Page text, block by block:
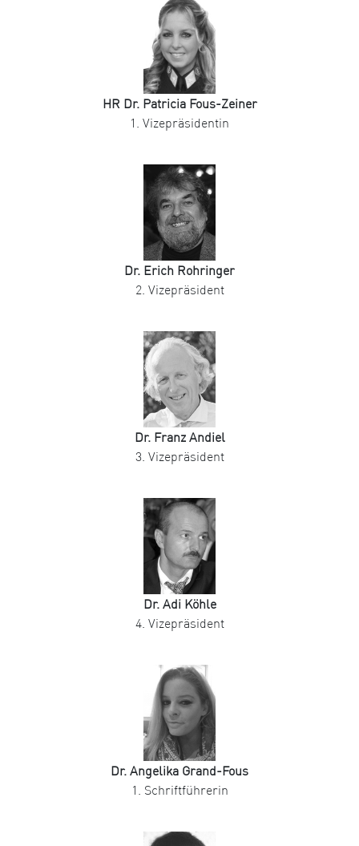
HR Dr. Patricia Fous-Zeiner
1. Vizepräsidentin
Dr. Erich Rohringer
2. Vizepräsident
Dr. Franz Andiel
3. Vizepräsident
Dr. Adi Köhle
4. Vizepräsident
Dr. Angelika Grand-Fous
1. Schriftführerin